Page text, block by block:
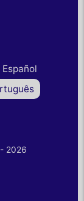
Español
2026